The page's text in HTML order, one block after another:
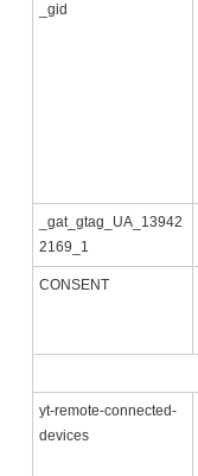
_gid
_gat_gtag_UA_13942
2169_1
CONSENT
yt-remote-connected-
devices